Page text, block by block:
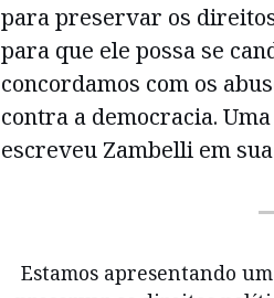
para preservar os
para que ele possa se
concordamos com os
contra a democracia.
escreveu Zambelli em
Estamos apresentando